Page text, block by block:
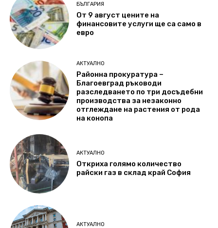
БЪЛГАРИЯ
От 9 август цените на
финансовите услуги ще са само в
евро
АКТУАЛНО
Районна прокуратура –
Благоевград ръководи
разследването по три досъдебни
производства за незаконно
отглеждане на растения от рода
на конопа
АКТУАЛНО
Откриха голямо количество
райски газ в склад край София
АКТУАЛНО